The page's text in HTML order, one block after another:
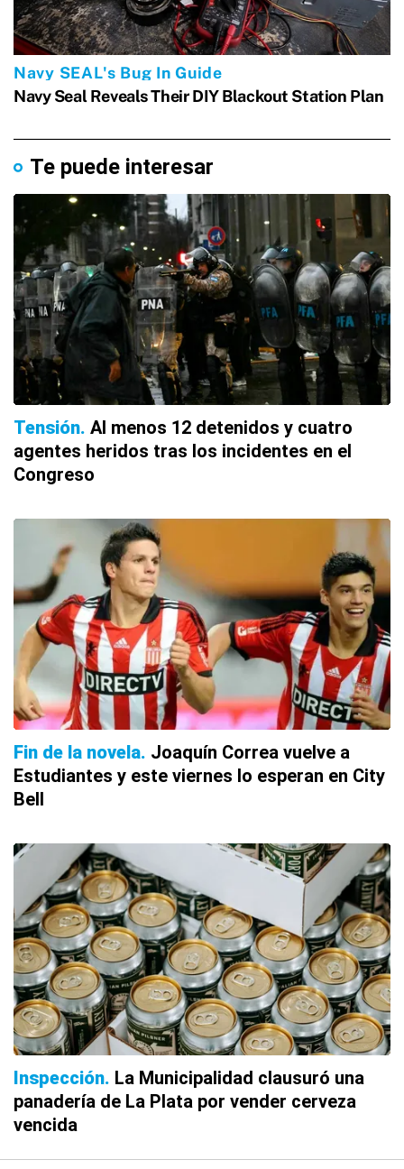
Te puede interesar
Tensión Al menos 12 detenidos y cuatro
agentes heridos tras los incidentes en el
Congreso
Fin de la novela Joaquín Correa vuelve a
Estudiantes y este viernes lo esperan en City
Bell
Inspección La Municipalidad clausuró una
panadería de La Plata por vender cerveza
vencida